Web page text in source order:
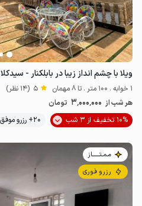
ویلا با چشم انداز زیبا در بابلکنار - سیدکلا
1 خوابه . 100 متر . تا 8 مهمان 5 (14 نظر)
هر شب از 3٬000٬000 تومان
10% تخفیف از 3 شب
20+ رزرو موفق
مـمـتــــــاز
رزرو فوری